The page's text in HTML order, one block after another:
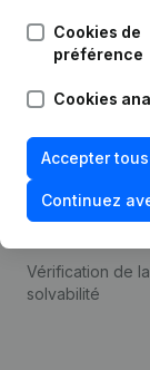
Cookies de
préférence
Cookies
Accepter
Continuez
Thème
de la fraude
Consulter des
annuels
Recherche de
Vérification de la
solvabilité